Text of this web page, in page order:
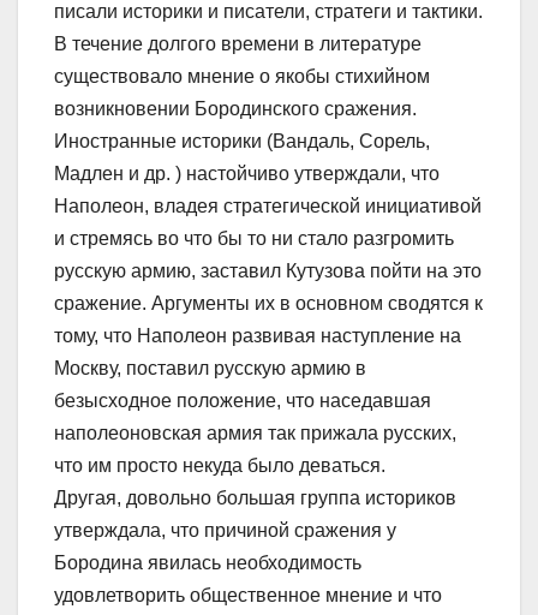
писали историки и писатели, стратеги и тактики.
В течение долгого времени в литературе
существовало мнение о якобы стихийном
возникновении Бородинского сражения.
Иностранные историки (Вандаль, Сорель,
Мадлен и др. ) настойчиво утверждали, что
Наполеон, владея стратегической инициативой
и стремясь во что бы то ни стало разгромить
русскую армию, заставил Кутузова пойти на это
сражение. Аргументы их в основном сводятся к
тому, что Наполеон развивая наступление на
Москву, поставил русскую армию в
безысходное положение, что наседавшая
наполеоновская армия так прижала русских,
что им просто некуда было деваться.
Другая, довольно большая группа историков
утверждала, что причиной сражения у
Бородина явилась необходимость
удовлетворить общественное мнение и что